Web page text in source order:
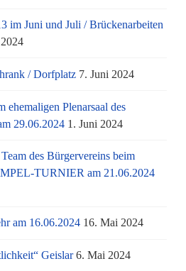
im Juni und Juli / Brü­cken­ar­bei­ten
/ Dorfplatz 7. Juni 2024
ehemaligen Plenarsaal des
29.06.2024 1. Juni 2024
des Bürgervereins beim
TURNIER am 21.06.2024
am 16.06.2024 16. Mai 2024
Geislar 6. Mai 2024